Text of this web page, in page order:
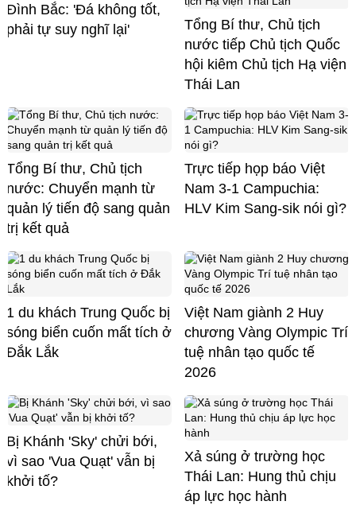
Đình Bắc: 'Đá không tốt,
phải tự suy nghĩ lại'
Tổng Bí thư, Chủ tịch
nước tiếp Chủ tịch Quốc
hội kiêm Chủ tịch Hạ viện
Thái Lan
Tổng Bí thư, Chủ tịch
nước: Chuyển mạnh từ
quản lý tiến độ sang quản
trị kết quả
Trực tiếp họp báo Việt
Nam 3-1 Campuchia:
HLV Kim Sang-sik nói gì?
1 du khách Trung Quốc bị
sóng biển cuốn mất tích ở
Đắk Lắk
Việt Nam giành 2 Huy
chương Vàng Olympic Trí
tuệ nhân tạo quốc tế
2026
Bị Khánh 'Sky' chửi bới,
vì sao 'Vua Quạt' vẫn bị
khởi tố?
Xả súng ở trường học
Thái Lan: Hung thủ chịu
áp lực học hành